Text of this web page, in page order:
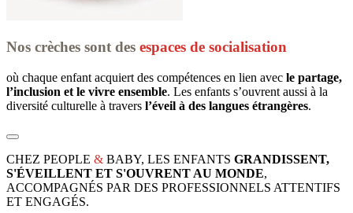
Nos crèches sont des espaces de socialisation
où chaque enfant acquiert des compétences en lien avec le partage,
l’inclusion et le vivre ensemble. Les enfants s’ouvrent aussi à la
diversité culturelle à travers l’éveil à des langues étrangères.
CHEZ PEOPLE & BABY, LES ENFANTS GRANDISSENT,
S'ÉVEILLENT ET S'OUVRENT AU MONDE,
ACCOMPAGNÉS PAR DES PROFESSIONNELS ATTENTIFS
ET ENGAGÉS.